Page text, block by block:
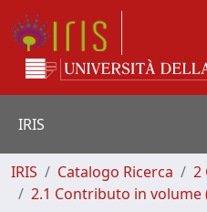
IRIS
IRIS Catalogo Ricerca
2
2.1 Contributo in volume